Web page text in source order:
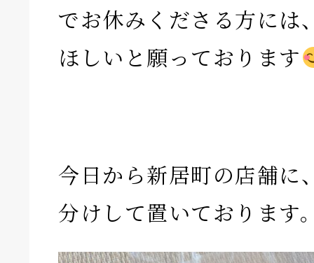
でお休みくださる方には
ほしいと願っております
今日から新居町の店舗に
分けして置いております